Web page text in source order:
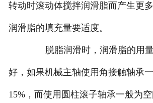
转动时滚动体搅拌润滑脂而产生更
润滑脂的填充量要适度。
脱脂润滑时，润滑脂的用量
好，如果机械主轴使用角接触轴承
15%，而使用圆柱滚子轴承一般为空